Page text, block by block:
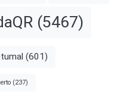
(5467)
(601)
(237)